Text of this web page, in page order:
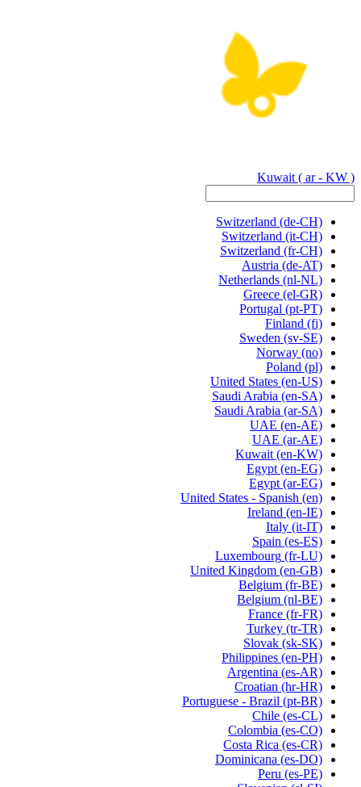
Kuwait ( ar - KW )
Switzerland (de-CH)
Switzerland (it-CH)
Switzerland (fr-CH)
Austria (de-AT)
Netherlands (nl-NL)
Greece (el-GR)
Portugal (pt-PT)
Finland (fi)
Sweden (sv-SE)
Norway (no)
Poland (pl)
United States (en-US)
Saudi Arabia (en-SA)
Saudi Arabia (ar-SA)
UAE (en-AE)
UAE (ar-AE)
Kuwait (en-KW)
Egypt (en-EG)
Egypt (ar-EG)
United States - Spanish (en)
Ireland (en-IE)
Italy (it-IT)
Spain (es-ES)
Luxembourg (fr-LU)
United Kingdom (en-GB)
Belgium (fr-BE)
Belgium (nl-BE)
France (fr-FR)
Turkey (tr-TR)
Slovak (sk-SK)
Philippines (en-PH)
Argentina (es-AR)
Croatian (hr-HR)
Portuguese - Brazil (pt-BR)
Chile (es-CL)
Colombia (es-CO)
Costa Rica (es-CR)
Dominicana (es-DO)
Peru (es-PE)